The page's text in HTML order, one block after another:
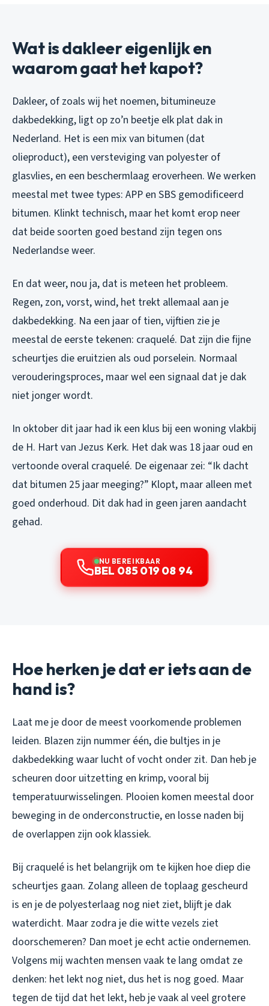
Wat is dakleer eigenlijk en
waarom gaat het kapot?
Dakleer, of zoals wij het noemen, bitumineuze
dakbedekking, ligt op zo’n beetje elk plat dak in
Nederland. Het is een mix van bitumen (dat
olieproduct), een versteviging van polyester of
glasvlies, en een beschermlaag eroverheen. We werken
meestal met twee types: APP en SBS gemodificeerd
bitumen. Klinkt technisch, maar het komt erop neer
dat beide soorten goed bestand zijn tegen ons
Nederlandse weer.
En dat weer, nou ja, dat is meteen het probleem.
Regen, zon, vorst, wind, het trekt allemaal aan je
dakbedekking. Na een jaar of tien, vijftien zie je
meestal de eerste tekenen: craquelé. Dat zijn die fijne
scheurtjes die eruitzien als oud porselein. Normaal
verouderingsproces, maar wel een signaal dat je dak
niet jonger wordt.
In oktober dit jaar had ik een klus bij een woning vlakbij
de H. Hart van Jezus Kerk. Het dak was 18 jaar oud en
vertoonde overal craquelé. De eigenaar zei: “Ik dacht
dat bitumen 25 jaar meeging?” Klopt, maar alleen met
goed onderhoud. Dit dak had in geen jaren aandacht
gehad.
NU BEREIKBAAR
BEL 085 019 08 94
Hoe herken je dat er iets aan de
hand is?
Laat me je door de meest voorkomende problemen
leiden. Blazen zijn nummer één, die bultjes in je
dakbedekking waar lucht of vocht onder zit. Dan heb je
scheuren door uitzetting en krimp, vooral bij
temperatuurwisselingen. Plooien komen meestal door
beweging in de onderconstructie, en losse naden bij
de overlappen zijn ook klassiek.
Bij craquelé is het belangrijk om te kijken hoe diep die
scheurtjes gaan. Zolang alleen de toplaag gescheurd
is en je de polyesterlaag nog niet ziet, blijft je dak
waterdicht. Maar zodra je die witte vezels ziet
doorschemeren? Dan moet je echt actie ondernemen.
Volgens mij wachten mensen vaak te lang omdat ze
denken: het lekt nog niet, dus het is nog goed. Maar
tegen de tijd dat het lekt, heb je vaak al veel grotere